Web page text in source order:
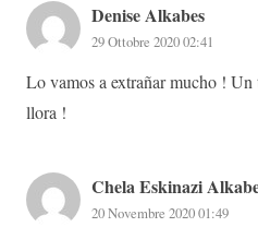
Denise Alkabes
29 Ottobre 2020 02:41
Lo vamos a extrañar mucho !
llora !
Chela Eskinazi
20 Novembre 2020 01:49